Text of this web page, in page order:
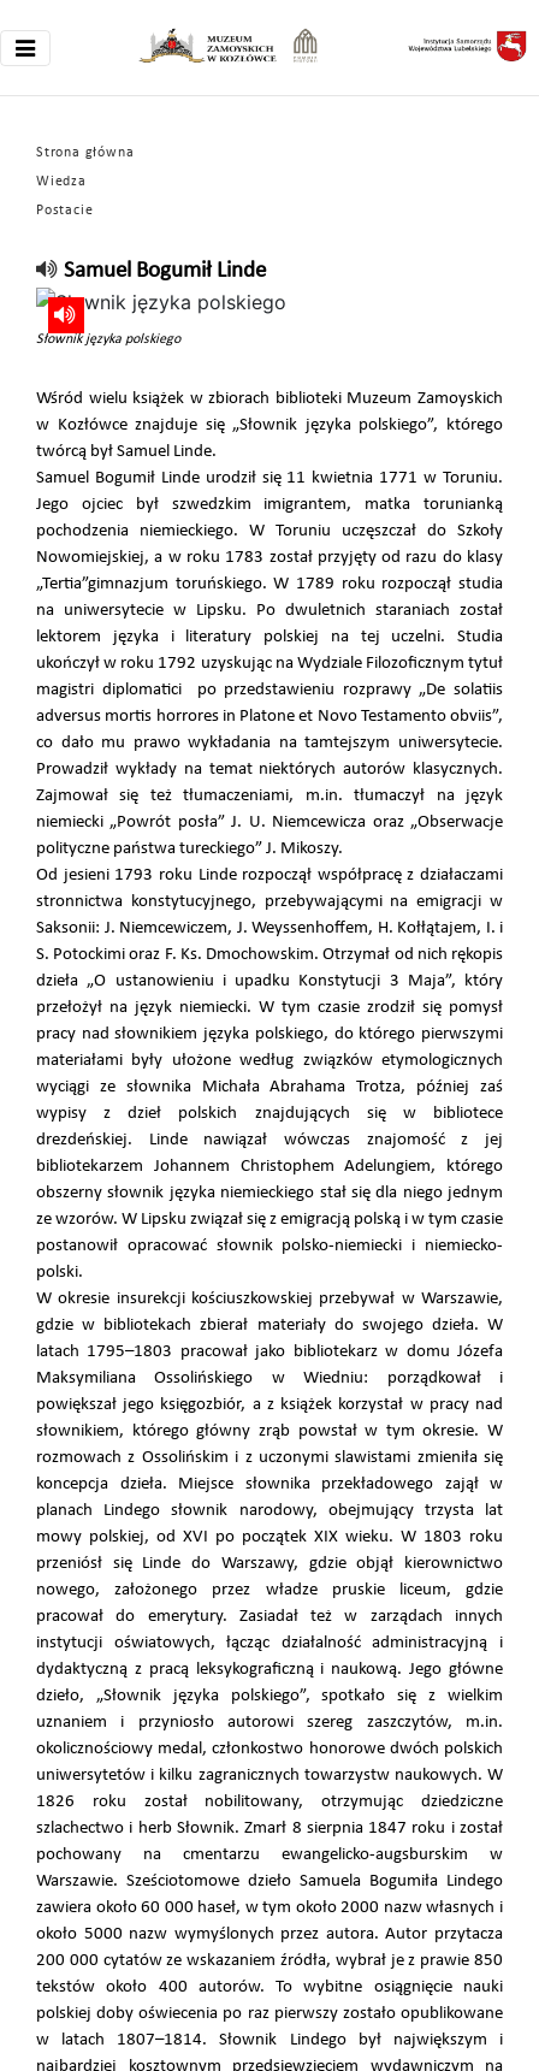
Strona główna
Wiedza
Postacie
Samuel Bogumił Linde
Słownik języka polskiego
Wśród wielu książek w zbiorach biblioteki Muzeum Zamoyskich
w Kozłówce znajduje się „Słownik języka polskiego”, którego
twórcą był Samuel Linde.
Samuel Bogumił Linde urodził się 11 kwietnia 1771 w Toruniu.
Jego ojciec był szwedzkim imigrantem, matka torunianką
pochodzenia niemieckiego. W Toruniu uczęszczał do Szkoły
Nowomiejskiej, a w roku 1783 został przyjęty od razu do klasy
„Tertia”gimnazjum toruńskiego. W 1789 roku rozpoczął studia
na uniwersytecie w Lipsku. Po dwuletnich staraniach został
lektorem języka i literatury polskiej na tej uczelni. Studia
ukończył w roku 1792 uzyskując na Wydziale Filozoficznym tytuł
magistri diplomatici po przedstawieniu rozprawy „De solatiis
adversus mortis horrores in Platone et Novo Testamento obviis”,
co dało mu prawo wykładania na tamtejszym uniwersytecie.
Prowadził wykłady na temat niektórych autorów klasycznych.
Zajmował się też tłumaczeniami, m.in. tłumaczył na język
niemiecki „Powrót posła” J. U. Niemcewicza oraz „Obserwacje
polityczne państwa tureckiego” J. Mikoszy.
Od jesieni 1793 roku Linde rozpoczął współpracę z działaczami
stronnictwa konstytucyjnego, przebywającymi na emigracji w
Saksonii: J. Niemcewiczem, J. Weyssenhoffem, H. Kołłątajem, I. i
S. Potockimi oraz F. Ks. Dmochowskim. Otrzymał od nich rękopis
dzieła „O ustanowieniu i upadku Konstytucji 3 Maja”, który
przełożył na język niemiecki. W tym czasie zrodził się pomysł
pracy nad słownikiem języka polskiego, do którego pierwszymi
materiałami były ułożone według związków etymologicznych
wyciągi ze słownika Michała Abrahama Trotza, później zaś
wypisy z dzieł polskich znajdujących się w bibliotece
drezdeńskiej. Linde nawiązał wówczas znajomość z jej
bibliotekarzem Johannem Christophem Adelungiem, którego
obszerny słownik języka niemieckiego stał się dla niego jednym
ze wzorów. W Lipsku związał się z emigracją polską i w tym czasie
postanowił opracować słownik polsko-niemiecki i niemiecko-
polski.
W okresie insurekcji kościuszkowskiej przebywał w Warszawie,
gdzie w bibliotekach zbierał materiały do swojego dzieła. W
latach 1795–1803 pracował jako bibliotekarz w domu Józefa
Maksymiliana Ossolińskiego w Wiedniu: porządkował i
powiększał jego księgozbiór, a z książek korzystał w pracy nad
słownikiem, którego główny zrąb powstał w tym okresie. W
rozmowach z Ossolińskim i z uczonymi slawistami zmieniła się
koncepcja dzieła. Miejsce słownika przekładowego zajął w
planach Lindego słownik narodowy, obejmujący trzysta lat
mowy polskiej, od XVI po początek XIX wieku. W 1803 roku
przeniósł się Linde do Warszawy, gdzie objął kierownictwo
nowego, założonego przez władze pruskie liceum, gdzie
pracował do emerytury. Zasiadał też w zarządach innych
instytucji oświatowych, łącząc działalność administracyjną i
dydaktyczną z pracą leksykograficzną i naukową. Jego główne
dzieło, „Słownik języka polskiego”, spotkało się z wielkim
uznaniem i przyniosło autorowi szereg zaszczytów, m.in.
okolicznościowy medal, członkostwo honorowe dwóch polskich
uniwersytetów i kilku zagranicznych towarzystw naukowych. W
1826 roku został nobilitowany, otrzymując dziedziczne
szlachectwo i herb Słownik. Zmarł 8 sierpnia 1847 roku i został
pochowany na cmentarzu ewangelicko-augsburskim w
Warszawie. Sześciotomowe dzieło Samuela Bogumiła Lindego
zawiera około 60 000 haseł, w tym około 2000 nazw własnych i
około 5000 nazw wymyślonych przez autora. Autor przytacza
200 000 cytatów ze wskazaniem źródła, wybrał je z prawie 850
tekstów około 400 autorów. To wybitne osiągnięcie nauki
polskiej doby oświecenia po raz pierwszy zostało opublikowane
w latach 1807–1814. Słownik Lindego był największym i
najbardziej kosztownym przedsięwzięciem wydawniczym na